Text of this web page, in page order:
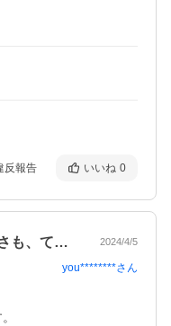
反報告 いいね 0
2年連続で注文しました。てっさも、てっ… 2024/4/5
you********さん